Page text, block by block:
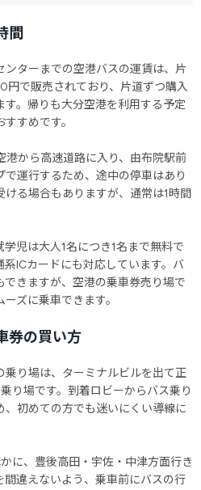
間
ターまでの空港バスの運賃は、片
円で販売されており、片道ずつ購入
。帰りも大分空港を利用する予定
すめです。
港から高速道路に入り、由布院駅前
運行するため、途中の停車はあり
る場合もありますが、通常は1時間
児は大人1名につき1名まで無料で
ICカードにも対応しています。バ
きますが、空港の乗車券売り場で
ズに乗車できます。
券の買い方
乗り場は、ターミナルビルを出て正
り場です。到着ロビーからバス乗り
初めての方でも迷いにくい導線に
に、豊後高田・宇佐・中津方面行き
違えないよう、乗車前にバスの行